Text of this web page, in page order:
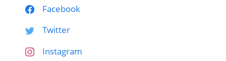
Facebook
Twitter
Instagram